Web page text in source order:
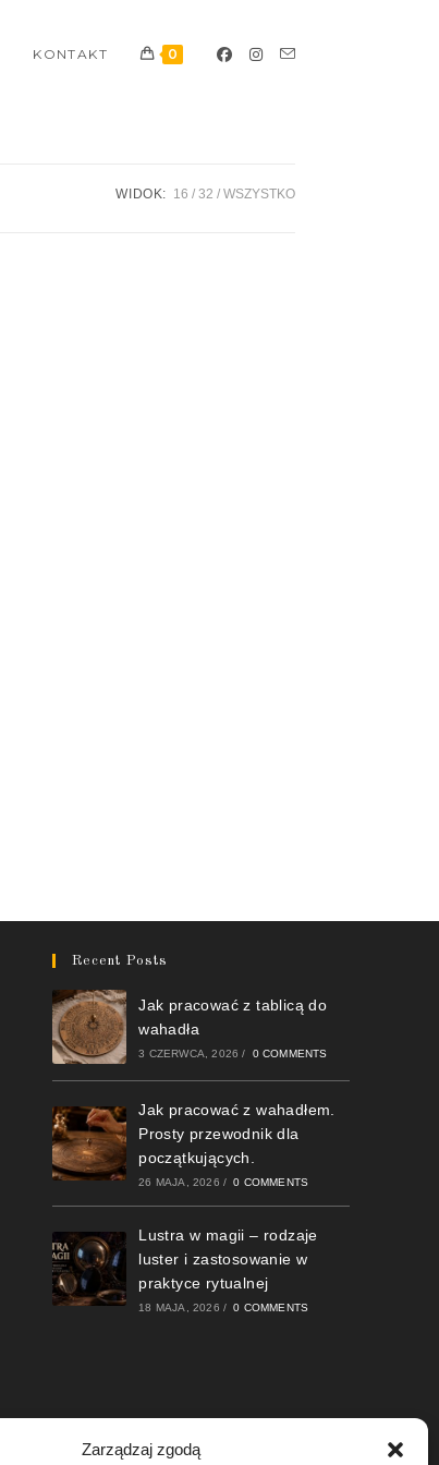
Zarządzaj zgodą
KONTAKT 0
WIDOK: 16 32 WSZYSTKO
Recent Posts
Jak pracować z tablicą do
wahadła
3 CZERWCA, 2026 / 0 COMMENTS
Jak pracować z wahadłem.
Prosty przewodnik dla
początkujących.
26 MAJA, 2026 / 0 COMMENTS
Lustra w magii – rodzaje
luster i zastosowanie w
praktyce rytualnej
18 MAJA, 2026 / 0 COMMENTS